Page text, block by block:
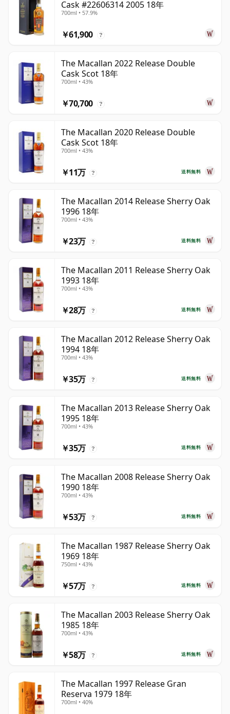
Cask #22606314 2005 18年
700ml • 57.9%
￥61,900 ?
The Macallan 2022 Release Double
Cask Scot 18年
700ml • 43%
￥70,700 ?
The Macallan 2020 Release Double
Cask Scot 18年
700ml • 43%
送料無料
￥11万 ?
The Macallan 2014 Release Sherry Oak
1996 18年
700ml • 43%
送料無料
￥23万 ?
The Macallan 2011 Release Sherry Oak
1993 18年
700ml • 43%
送料無料
￥28万 ?
The Macallan 2012 Release Sherry Oak
1994 18年
700ml • 43%
送料無料
￥35万 ?
The Macallan 2013 Release Sherry Oak
1995 18年
700ml • 43%
送料無料
￥35万 ?
The Macallan 2008 Release Sherry Oak
1990 18年
700ml • 43%
送料無料
￥53万 ?
The Macallan 1987 Release Sherry Oak
1969 18年
750ml • 43%
送料無料
￥57万 ?
The Macallan 2003 Release Sherry Oak
1985 18年
700ml • 43%
送料無料
￥58万 ?
The Macallan 1997 Release Gran
Reserva 1979 18年
700ml • 40%